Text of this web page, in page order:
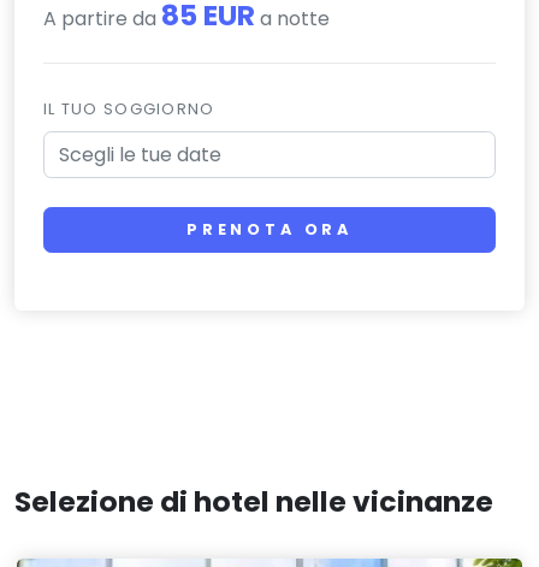
A partire da 85 EUR a notte
IL TUO SOGGIORNO
PRENOTA ORA
Selezione di hotel nelle vicinanze